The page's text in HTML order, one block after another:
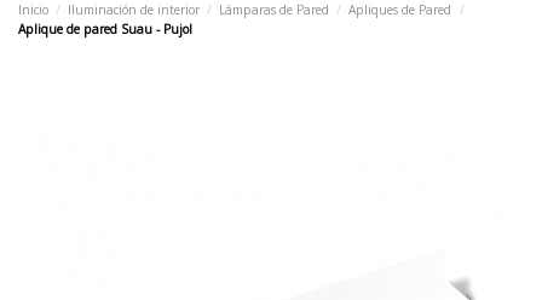
Inicio Iluminación de interior Lámparas de Pared
Apliques de Pared
Aplique de pared Suau - Pujol